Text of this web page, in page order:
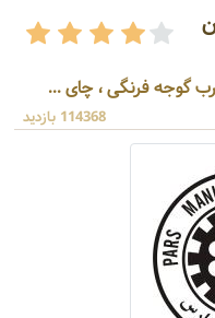
گوجه فرنگی ، چای ...
114368 بازدید